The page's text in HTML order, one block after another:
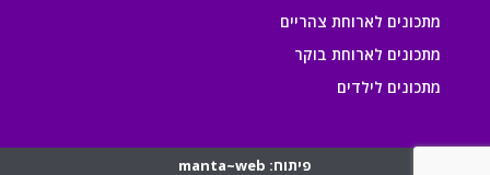
מתכונים לארוחת צהריים
מתכונים לארוחת בוקר
מתכונים לילדים
פיתוח: manta~web